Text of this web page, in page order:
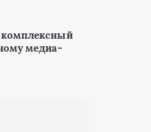
медиа-